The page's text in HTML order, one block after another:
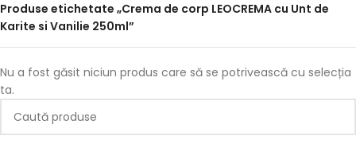
Produse etichetate „Crema de corp LEOCREMA cu Unt de
Karite si Vanilie 250ml”
Nu a fost găsit niciun produs care să se potrivească cu selecția
ta.